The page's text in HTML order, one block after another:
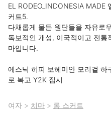
EL RODEO_INDONESIA
커트5.
다채롭게 물든 원단들을 자유로
독보적인 개성, 이국적이고 전통
마입니다.
에스닉 히피 보헤미안 모리걸 하
로 복고 Y2K 집시
여자 > 치마 > 롱 스커트